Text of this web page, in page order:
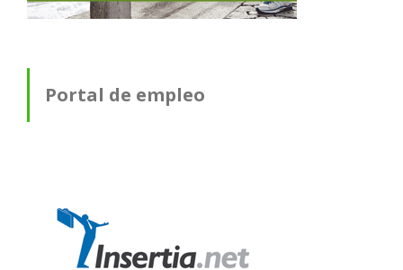
Portal de empleo